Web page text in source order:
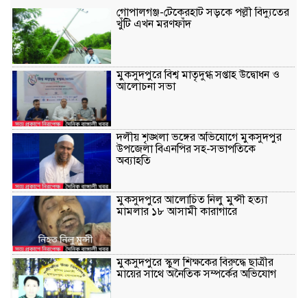
গোপালগঞ্জ-টেকেরহাট সড়কে পল্লী বিদ্যুতের
খুঁটি এখন মরণফাঁদ
মুকসুদপুরে বিশ্ব মাতৃদুগ্ধ সপ্তাহ উদ্বোধন ও
আলোচনা সভা
দলীয় শৃঙ্খলা ভঙ্গের অভিযোগে মুকসুদপুর
উপজেলা বিএনপির সহ-সভাপতিকে
অব্যাহতি
মুকসুদপুরে আলোচিত নিলু মুন্সী হত্যা
মামলার ১৮ আসামী কারাগারে
মুকসুদপুরে স্কুল শিক্ষকের বিরুদ্ধে ছাত্রীর
মায়ের সাথে অনৈতিক সম্পর্কের অভিযোগ